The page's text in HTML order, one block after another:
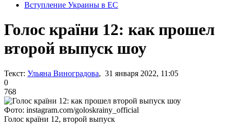
Вступление Украины в ЕС
Голос країни 12: как прошел
второй выпуск шоу
Текст: Ульяна Виноградова, 31 января 2022, 11:05
0
768
Фото: instagram.com/goloskrainy_official
Голос країни 12, второй выпуск